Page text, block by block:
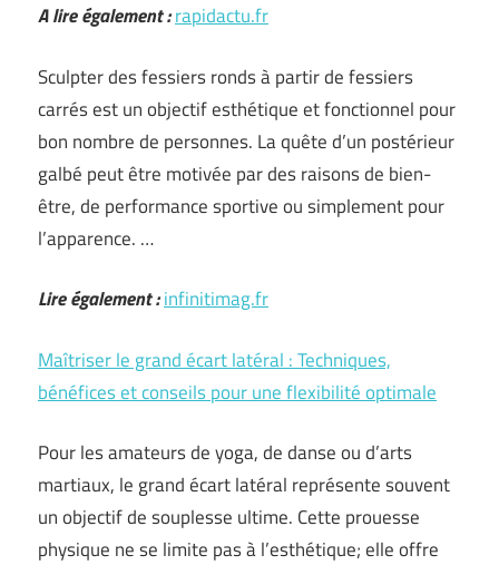
A lire également :rapidactu.fr
Sculpter des fessiers ronds à partir de fessiers
carrés est un objectif esthétique et fonctionnel pour
bon nombre de personnes. La quête d’un postérieur
galbé peut être motivée par des raisons de bien-
être, de performance sportive ou simplement pour
l’apparence. …
Lire également :infinitimag.fr
Maîtriser le grand écart latéral : Techniques,
bénéfices et conseils pour une flexibilité optimale
Pour les amateurs de yoga, de danse ou d’arts
martiaux, le grand écart latéral représente souvent
un objectif de souplesse ultime. Cette prouesse
physique ne se limite pas à l’esthétique; elle offre